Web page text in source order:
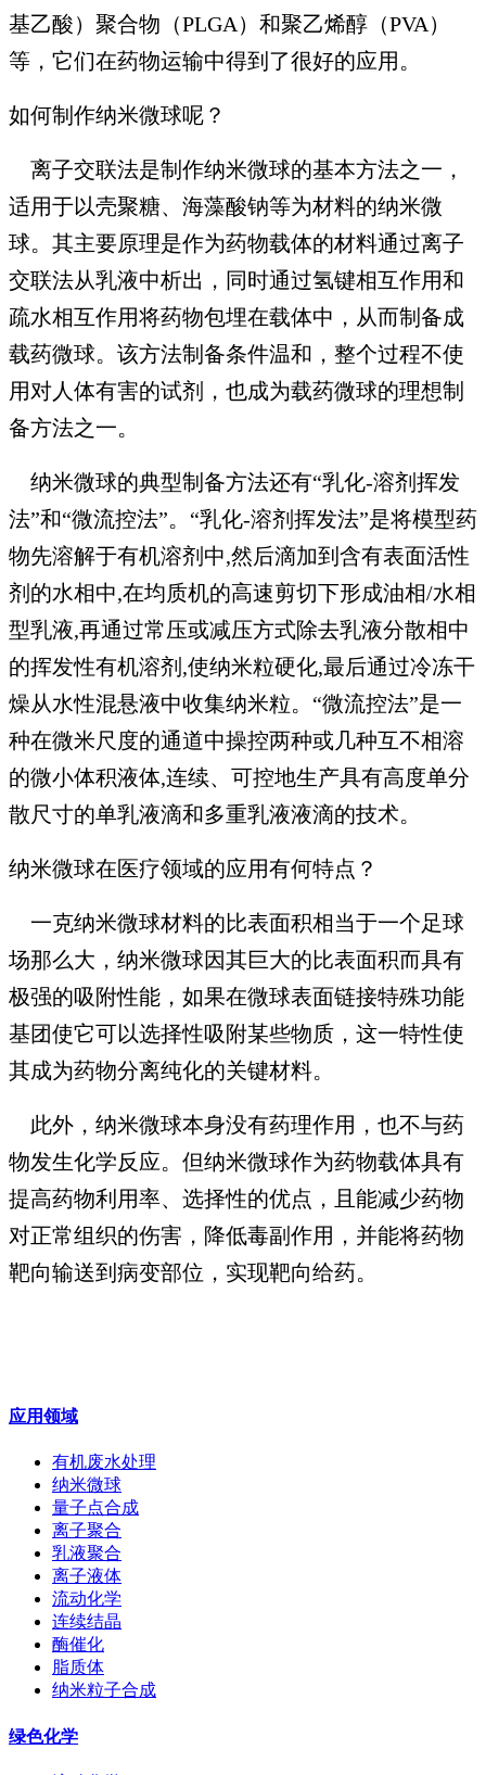
基乙酸）聚合物（PLGA）和聚乙烯醇（PVA）
等，它们在药物运输中得到了很好的应用。
如何制作纳米微球呢？
离子交联法是制作纳米微球的基本方法之一，
适用于以壳聚糖、海藻酸钠等为材料的纳米微
球。其主要原理是作为药物载体的材料通过离子
交联法从乳液中析出，同时通过氢键相互作用和
疏水相互作用将药物包埋在载体中，从而制备成
载药微球。该方法制备条件温和，整个过程不使
用对人体有害的试剂，也成为载药微球的理想制
备方法之一。
纳米微球的典型制备方法还有“乳化-溶剂挥发
法”和“微流控法”。“乳化-溶剂挥发法”是将模型药
物先溶解于有机溶剂中,然后滴加到含有表面活性
剂的水相中,在均质机的高速剪切下形成油相/水相
型乳液,再通过常压或减压方式除去乳液分散相中
的挥发性有机溶剂,使纳米粒硬化,最后通过冷冻干
燥从水性混悬液中收集纳米粒。“微流控法”是一
种在微米尺度的通道中操控两种或几种互不相溶
的微小体积液体,连续、可控地生产具有高度单分
散尺寸的单乳液滴和多重乳液液滴的技术。
纳米微球在医疗领域的应用有何特点？
一克纳米微球材料的比表面积相当于一个足球
场那么大，纳米微球因其巨大的比表面积而具有
极强的吸附性能，如果在微球表面链接特殊功能
基团使它可以选择性吸附某些物质，这一特性使
其成为药物分离纯化的关键材料。
此外，纳米微球本身没有药理作用，也不与药
物发生化学反应。但纳米微球作为药物载体具有
提高药物利用率、选择性的优点，且能减少药物
对正常组织的伤害，降低毒副作用，并能将药物
靶向输送到病变部位，实现靶向给药。
应用领域
有机废水处理
纳米微球
量子点合成
离子聚合
乳液聚合
离子液体
流动化学
连续结晶
酶催化
脂质体
纳米粒子合成
绿色化学